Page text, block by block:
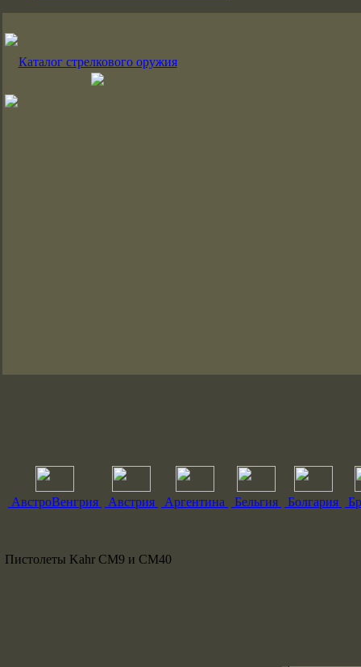
Каталог стрелкового оружия
АвстроВенгрия Австрия Аргентина Бельгия Болгария
Пистолеты Kahr CM9 и CM40